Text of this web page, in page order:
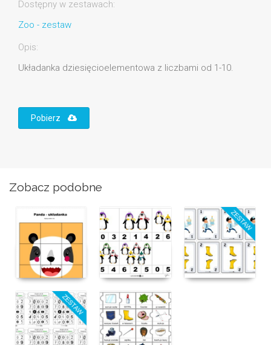
Dostępny w zestawach:
Zoo - zestaw
Opis:
Układanka dziesięcioelementowa z liczbami od 1-10.
Pobierz
Zobacz podobne